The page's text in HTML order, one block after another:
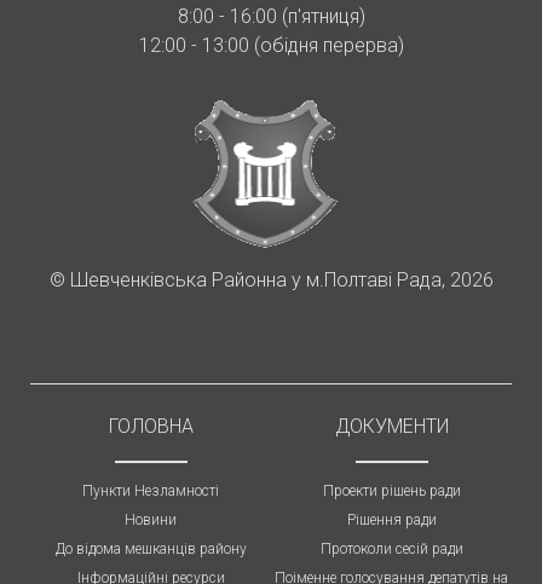
8:00 - 16:00 (п'ятниця)
12:00 - 13:00 (обідня перерва)
© Шевченківська Районна у м.Полтаві Рада, 2026
ГОЛОВНА
Пункти Незламності
Новини
До відома мешканців району
Інформаційні ресурси
ДОКУМЕНТИ
Проекти рішень ради
Рішення ради
Протоколи cесій ради
Поіменне голосування депатутів на